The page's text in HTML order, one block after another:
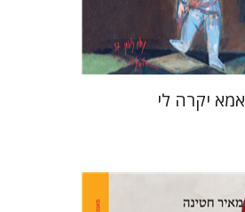
$53
$37
אמא יקרה לי